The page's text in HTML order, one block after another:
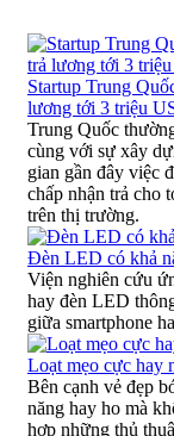
Startup Trung
lương tới 3 triệu
Trung Quốc
cùng với sự xây
gian gần đây việc
chấp nhận trả cho
trên thị trường.
Đèn LED có khả
Viện nghiên cứu
hay đèn LED
giữa smartphone
Loạt mẹo cực hay
Bên cạnh vẻ đẹp
năng hay ho mà
hợp những thủ